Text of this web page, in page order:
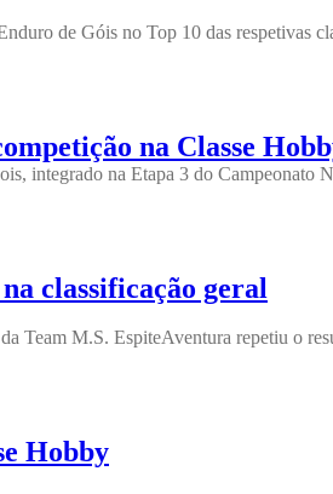
de Góis no Top 10 das respetivas
na Classe
integrado na Etapa 3 do Campeonato
classificação geral
M.S. EspiteAventura repetiu o
Hobby